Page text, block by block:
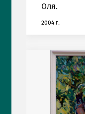
Оля.
2004 г.